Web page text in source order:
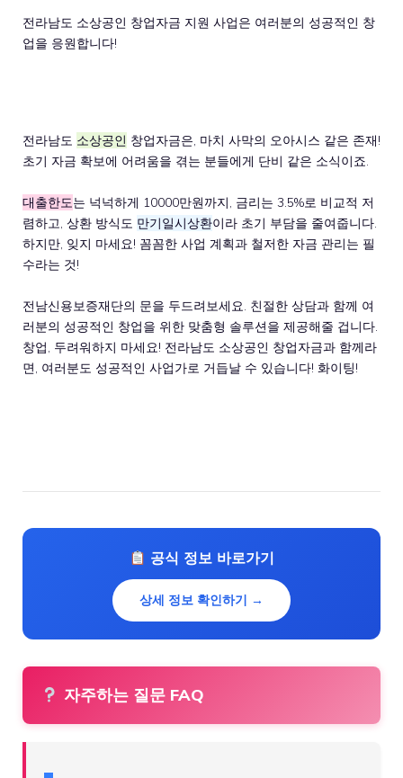
전라남도 소상공인 창업자금 지원 사업은 여러분의 성공적인 창
업을 응원합니다!
전라남도 소상공인 창업자금은, 마치 사막의 오아시스 같은 존재!
초기 자금 확보에 어려움을 겪는 분들에게 단비 같은 소식이죠.
대출한도는 넉넉하게 10000만원까지, 금리는 3.5%로 비교적 저
렴하고, 상환 방식도 만기일시상환이라 초기 부담을 줄여줍니다.
하지만, 잊지 마세요! 꼼꼼한 사업 계획과 철저한 자금 관리는 필
수라는 것!
전남신용보증재단의 문을 두드려보세요. 친절한 상담과 함께 여
러분의 성공적인 창업을 위한 맞춤형 솔루션을 제공해줄 겁니다.
창업, 두려워하지 마세요! 전라남도 소상공인 창업자금과 함께라
면, 여러분도 성공적인 사업가로 거듭날 수 있습니다! 화이팅!
공식 정보 바로가기
상세 정보 확인하기 →
자주하는 질문 FAQ